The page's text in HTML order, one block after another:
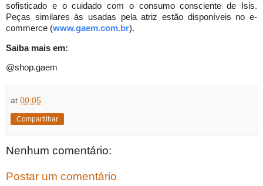
sofisticado e o cuidado com o consumo consciente de Isis.
Peças similares às usadas pela atriz estão disponíveis no e-
commerce (www.gaem.com.br).
Saiba mais em:
@shop.gaem
at 00:05
Compartilhar
Nenhum comentário:
Postar um comentário